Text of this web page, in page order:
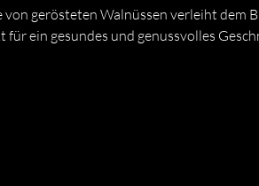
gerösteten Walnüssen verleiht dem
ein gesundes und genussvolles